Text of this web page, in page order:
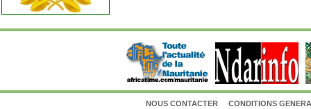
NOUS CONTACTER CONDITIONS